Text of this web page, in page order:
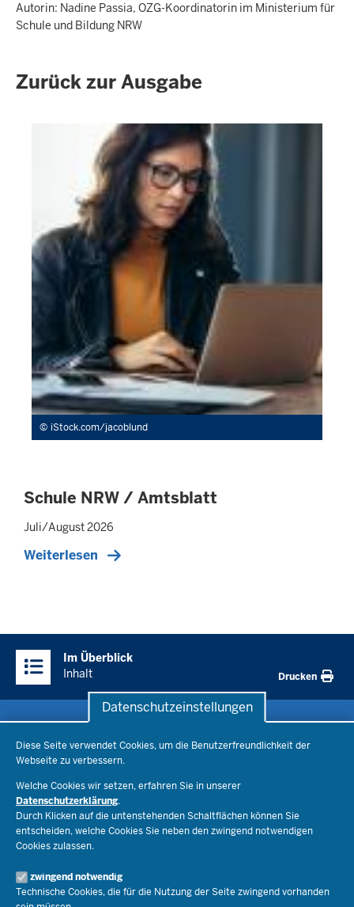
Datenschutzeinstellungen
Diese Seite verwendet Cookies, um die Benutzerfreundlichkeit der
Webseite zu verbessern.
Welche Cookies wir setzen, erfahren Sie in unserer
Datenschutzerklärung.
Durch Klicken auf die untenstehenden Schaltflächen können Sie
entscheiden, welche Cookies Sie neben den zwingend notwendigen
Cookies zulassen.
zwingend notwendig
Technische Cookies, die für die Nutzung der Seite zwingend vorhanden
Autorin: Nadine Passia, OZG-Koordinatorin im Ministerium für
Schule und Bildung NRW
Zurück zur Ausgabe
iStock.com/jacoblund
Schule NRW / Amtsblatt
Juli/August 2026
Weiterlesen
Inhalte
Im Überblick
Inhalt
Drucken
Bildungsthemen
Lehrkräfte
Recht
Schulleben
Ministerium
Ministerin Dorothee Feller
Staatssekretär Dr. Urban Mauer
Open Government
Bibliothek
Presse
Pressefotos
Social Media
Service